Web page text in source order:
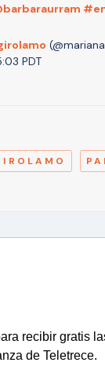
PDT
recibir gratis
de Teletrece.